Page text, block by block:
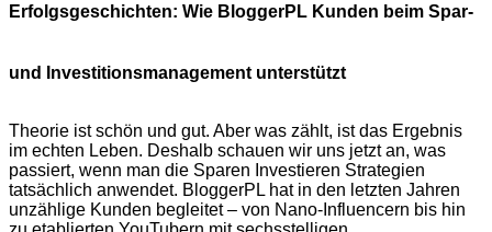
Erfolgsgeschichten: Wie BloggerPL Kunden beim Spar-
und Investitionsmanagement unterstützt
Theorie ist schön und gut. Aber was zählt, ist das Ergebnis
im echten Leben. Deshalb schauen wir uns jetzt an, was
passiert, wenn man die Sparen Investieren Strategien
tatsächlich anwendet. BloggerPL hat in den letzten Jahren
unzählige Kunden begleitet – von Nano-Influencern bis hin